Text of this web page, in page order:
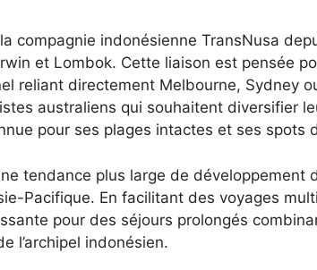
compagnie indonésienne TransNusa
et Lombok. Cette liaison est pensée
reliant directement Melbourne, Sydney
australiens qui souhaitent diversifier
pour ses plages intactes et ses spots
tendance plus large de développement
Pacifique. En facilitant des voyages
pour des séjours prolongés
l’archipel indonésien.